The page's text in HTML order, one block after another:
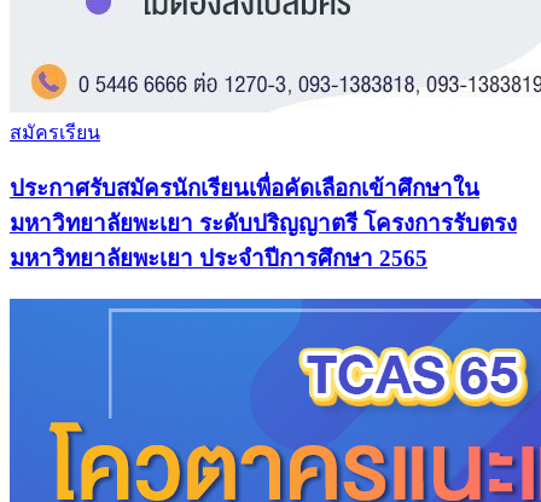
สมัครเรียน
ประกาศรับสมัครนักเรียนเพื่อคัดเลือกเข้าศึกษาใน
มหาวิทยาลัยพะเยา ระดับปริญญาตรี โครงการรับตรง
มหาวิทยาลัยพะเยา ประจําปีการศึกษา 2565